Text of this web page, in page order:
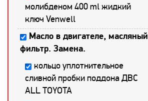
молибденом 400 ml жидкий
ключ Venwell
Масло в двигателе, масляный
фильтр. Замена.
кольцо уплотнительное
сливной пробки поддона ДВС
ALL TOYOTA